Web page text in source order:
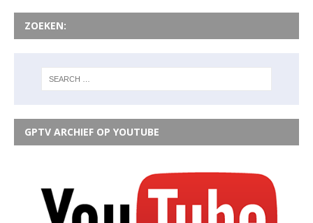
ZOEKEN:
GPTV ARCHIEF OP YOUTUBE